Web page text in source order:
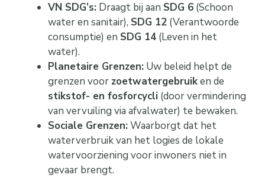
VN SDG’s: Draagt bij aan SDG 6 (Schoon
water en sanitair), SDG 12 (Verantwoorde
consumptie) en SDG 14 (Leven in het
water).
Planetaire Grenzen: Uw beleid helpt de
grenzen voor zoetwatergebruiken de
stikstof- en fosforcycli (door vermindering
van vervuiling via afvalwater) te bewaken.
Sociale Grenzen:Waarborgt dat het
waterverbruik van het logies de lokale
watervoorziening voor inwoners niet in
gevaar brengt.